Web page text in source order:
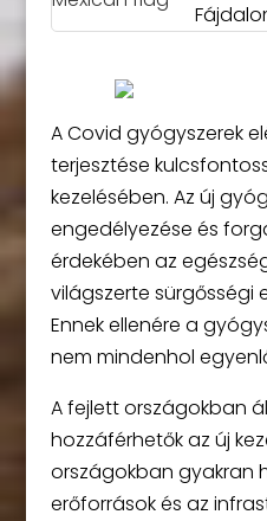
A Covid gyógyszerek
terjesztése
kezelésében. Az új
engedélyezése és
érdekében az
világszerte sürgősségi
Ennek ellenére a
nem mindenhol
A fejlett országokban
hozzáférhetők az új
országokban gyakran
erőforrások és az